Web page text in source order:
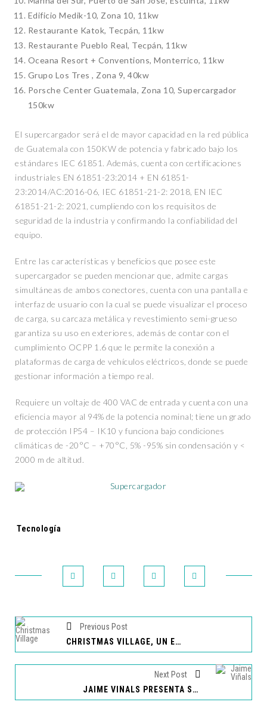
Edificio Medik-10, Zona 10, 11kw
Restaurante Katok, Tecpán, 11kw
Restaurante Pueblo Real, Tecpán, 11kw
Oceana Resort + Conventions, Monterrico, 11kw
Grupo Los Tres , Zona 9, 40kw
Porsche Center Guatemala, Zona 10, Supercargador
150kw
El supercargador será el de mayor capacidad en la red pública
de Guatemala con 150KW de potencia y fabricado bajo los
estándares IEC 61851. Además, cuenta con certificaciones
industriales EN 61851-23:2014 + EN 61851-
23:2014/AC:2016-06, IEC 61851-21-2: 2018, EN IEC
61851-21-2: 2021, cumpliendo con los requisitos de
seguridad de la industria y confirmando la confiabilidad del
equipo.
Entre las características y beneficios que posee este
supercargador se pueden mencionar que, admite cargas
simultáneas de ambos conectores, cuenta con una pantalla e
interfaz de usuario con la cual se puede visualizar el proceso
de carga, su carcaza metálica y revestimiento semi-grueso
garantiza su uso en exteriores, además de contar con el
cumplimiento OCPP 1.6 que le permite la conexión a
plataformas de carga de vehículos eléctricos, donde se puede
gestionar información a tiempo real.
Requiere un voltaje de 400 VAC de entrada y cuenta con una
eficiencia mayor al 94% de la potencia nominal; tiene un grado
de protección IP54 – IK10 y funciona bajo condiciones
climáticas de -20°C – +70°C, 5% -95% sin condensación y <
2000 m de altitud.
Tags:
Tecnología
Previous Post
CHRISTMAS VILLAGE, UN ESPACIO DE MAGIA Y COLORIDO
Next Post
JAIME VIÑALS PRESENTA SU OCTAVO LIBRO "CUMBRE A CUMBRE"